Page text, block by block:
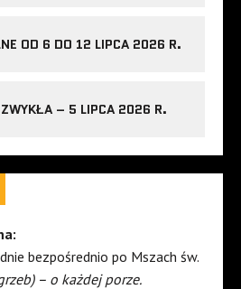
OD 6 DO 12 LIPCA 2026 R.
– 5 LIPCA 2026 R.
bezpośrednio po Mszach św.
– o każdej porze.